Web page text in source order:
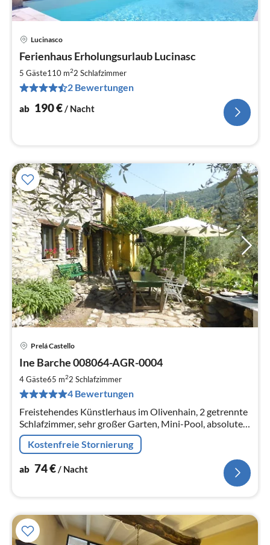
Lucinasco
Ferienhaus Erholungsurlaub Lucinasc
5 Gäste110 m22 Schlafzimmer
2 Bewertungen
ab 190€/ Nacht
Prelá Castello
Ine Barche 008064-AGR-0004
4 Gäste65 m22 Schlafzimmer
4 Bewertungen
Freistehendes Künstlerhaus im Olivenhain, 2 getrennte
Schlafzimmer, sehr großer Garten, Mini-Pool, absolute
Ruhe, keine Nachbarn. Waschmaschine, Spülmaschine,
Kaminofen
Kostenfreie Stornierung
ab 74€/ Nacht